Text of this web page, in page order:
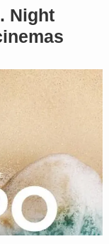
Night